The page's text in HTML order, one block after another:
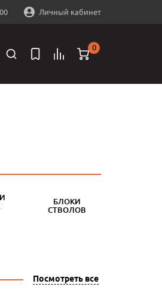
Личный кабинет
0
БЛОКИ
СТВОЛОВ
Посмотреть все